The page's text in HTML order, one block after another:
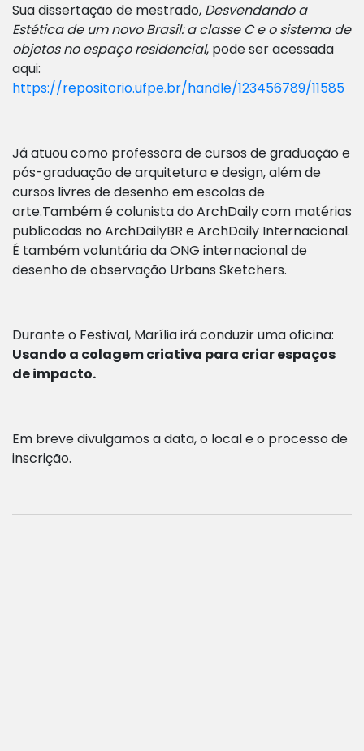
Sua dissertação de mestrado, Desvendando a
Estética de um novo Brasil: a classe C e o sistema de
objetos no espaço residencial, pode ser acessada
aqui:
https://repositorio.ufpe.br/handle/123456789/11585
Já atuou como professora de cursos de graduação e
pós-graduação de arquitetura e design, além de
cursos livres de desenho em escolas de
arte.Também é colunista do ArchDaily com matérias
publicadas no ArchDailyBR e ArchDaily Internacional.
É também voluntária da ONG internacional de
desenho de observação Urbans Sketchers.
Durante o Festival, Marília irá conduzir uma oficina:
Usando a colagem criativa para criar espaços
de impacto.
Em breve divulgamos a data, o local e o processo de
inscrição.